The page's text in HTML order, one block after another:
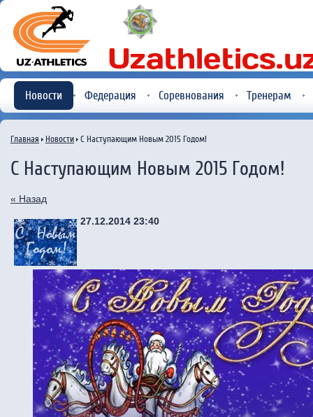
Новости Федерация Соревнования Тренерам
Главная Новости С Наступающим Новым 2015 Годом!
С Наступающим Новым 2015 Годом!
« Назад
27.12.2014 23:40